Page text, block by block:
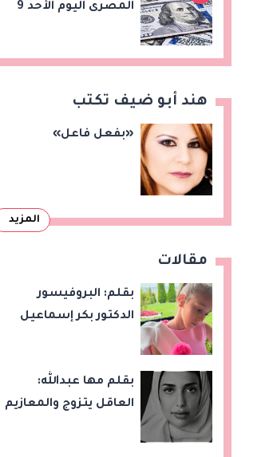
المصرى اليوم الأحد 9
هند أبو ضيف تكتب
«بفعل فاعل»
المزيد
مقالات
بقلم: البروفيسور
الدكتور بكر إسماعيل
بقلم مها عبدالله:
العاقل يتزوج والمعازيم